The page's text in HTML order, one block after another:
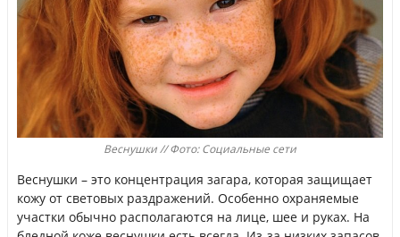
Веснушки // Фото: Социальные сети
Веснушки – это концентрация загара, которая защищает
кожу от световых раздражений. Особенно охраняемые
участки обычно располагаются на лице, шее и руках. На